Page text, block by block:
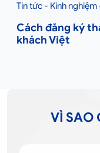
Tin tức - Kinh nghiệm
Cách đăng ký
khách Việt
VÌ SAO